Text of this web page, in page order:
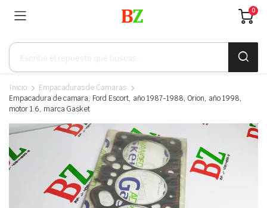
0
Búsqueda
productos
Inicio
Empacaduras de Camaras
Empacadura de camara, Ford Escort, año 1987-1988, Orion, año 1998,
motor 1.6, marca Gasket